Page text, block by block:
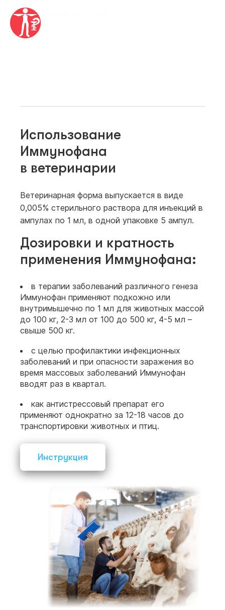
Использование
Иммунофана
в ветеринарии
Ветеринарная форма выпускается в виде
0,005% стерильного раствора для инъекций в
ампулах по 1 мл, в одной упаковке 5 ампул.
Дозировки и кратность
применения Иммунофана:
в терапии заболеваний различного генеза
Иммунофан применяют подкожно или
внутримышечно по 1 мл для животных массой
до 100 кг, 2-3 мл от 100 до 500 кг, 4-5 мл –
свыше 500 кг.
с целью профилактики инфекционных
заболеваний и при опасности заражения во
время массовых заболеваний Иммунофан
вводят раз в квартал.
как антистрессовый препарат его
применяют однократно за 12-18 часов до
транспортировки животных и птиц.
Инструкция